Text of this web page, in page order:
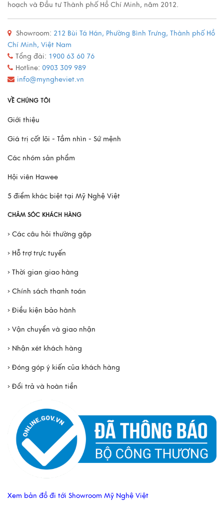
hoạch và Đầu tư Thành phố Hồ Chí Minh, năm 2012.
Showroom: 212 Bùi Tá Hán, Phường Bình Trưng, Thành phố Hồ
Chí Minh, Việt Nam
Tổng đài: 1900 63 60 76
Hotline: 0903 309 989
info@myngheviet.vn
VỀ CHÚNG TÔI
Giới thiệu
Giá trị cốt lõi - Tầm nhìn - Sứ mệnh
Các nhóm sản phẩm
Hội viên Hawee
5 điểm khác biệt tại Mỹ Nghệ Việt
CHĂM SÓC KHÁCH HÀNG
› Các câu hỏi thường gặp
› Hỗ trợ trực tuyến
› Thời gian giao hàng
› Chính sách thanh toán
› Điều kiện bảo hành
› Vận chuyển và giao nhận
› Nhận xét khách hàng
› Đóng góp ý kiến của khách hàng
› Đổi trả và hoàn tiền
Xem bản đồ đi tới Showroom Mỹ Nghệ Việt